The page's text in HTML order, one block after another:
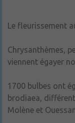
Le fleurissement
Chrysanthèmes,
viennent égayer
1700 bulbes ont
brodiaea,
Molène et